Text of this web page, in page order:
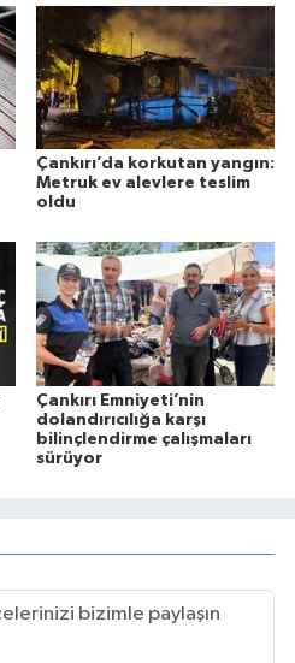
Çankırı’da korkutan yangın:
Metruk ev alevlere teslim
oldu
Çankırı Emniyeti’nin
dolandırıcılığa karşı
bilinçlendirme çalışmaları
sürüyor